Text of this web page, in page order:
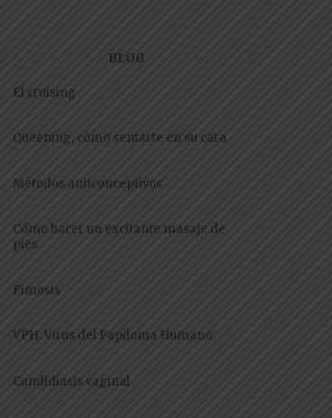
BLOG
El cruising
Queening, cómo sentarte en su cara
Métodos anticonceptivos
Cómo hacer un excitante masaje de
pies
Fimosis
VPH: Virus del Papiloma Humano
Candidiasis vaginal